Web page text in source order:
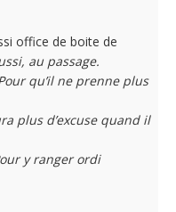
office de boite de
au passage.
qu’il ne prenne plus
plus d’excuse quand il
y ranger ordi